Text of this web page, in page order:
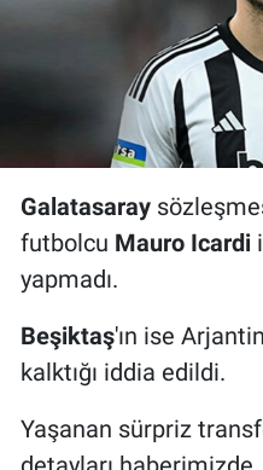
Galatasaray
futbolcu Mauro Icardi
yapmadı.
Beşiktaş'ın ise
kalktığı iddia edildi.
Yaşanan sürpriz
Erişim Bilgileri
Teknoloji
Ramazan